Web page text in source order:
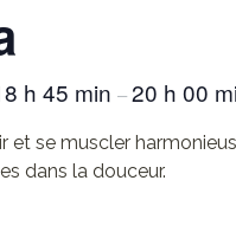
h 45 min –20 h 00
et se muscler
dans la douceur.